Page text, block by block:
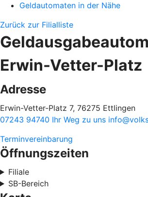
Geldautomaten in der Nähe
Zurück zur Filialliste
Erwin-Vetter-Platz
Adresse
Erwin-Vetter-Platz 7, 76275 Ettlingen
07243 94740 Ihr Weg zu uns
Terminvereinbarung
Öffnungszeiten
Filiale
SB-Bereich